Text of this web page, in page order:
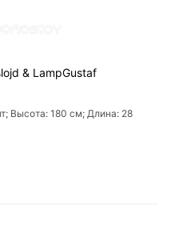
& LampGustaf
Высота: 180 см; Длина: 28